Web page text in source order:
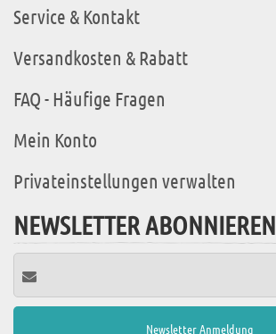
Service & Kontakt
Versandkosten & Rabatt
FAQ - Häufige Fragen
Mein Konto
Privateinstellungen verwalten
NEWSLETTER ABONNIEREN